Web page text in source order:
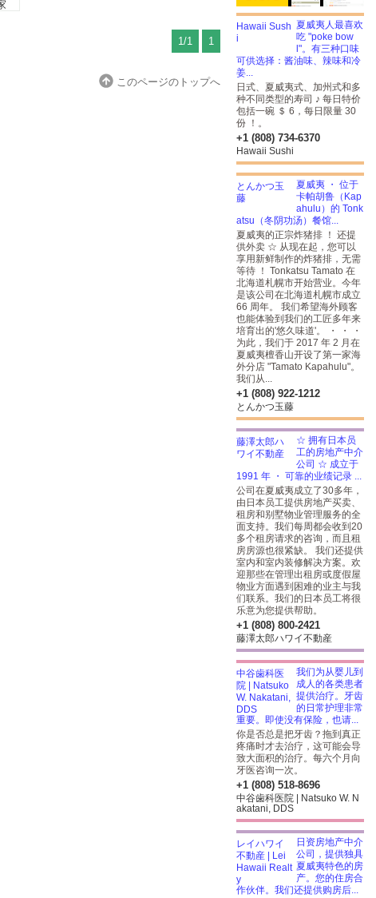
1/1 1
このページのトップへ
夏威夷人最喜欢
吃 "poke bow
l"。有三种口味
可供选择：酱油味、辣味和冷
姜...
日式、夏威夷式、加州式和多
种不同类型的寿司 ♪ 每日特价
包括一碗 ＄ 6，每日限量 30
份 ！。
+1 (808) 734-6370
Hawaii Sushi
夏威夷 ・ 位于
卡帕胡鲁（Kap
ahulu）的 Tonk
atsu（冬阴功汤）餐馆...
夏威夷的正宗炸猪排 ！ 还提
供外卖 ☆ 从现在起，您可以
享用新鲜制作的炸猪排，无需
等待 ！ Tonkatsu Tamato 在
北海道札幌市开始营业。今年
是该公司在北海道札幌市成立
66 周年。 我们希望海外顾客
也能体验到我们的工匠多年来
培育出的'悠久味道'。 ・ ・ ・
为此，我们于 2017 年 2 月在
夏威夷檀香山开设了第一家海
外分店 "Tamato Kapahulu"。
我们从...
+1 (808) 922-1212
とんかつ玉藤
☆ 拥有日本员
工的房地产中介
公司 ☆ 成立于
1991 年 ・ 可靠的业绩记录 ...
公司在夏威夷成立了30多年，
由日本员工提供房地产买卖、
租房和别墅物业管理服务的全
面支持。我们每周都会收到20
多个租房请求的咨询，而且租
房房源也很紧缺。 我们还提供
室内和室内装修解决方案。欢
迎那些在管理出租房或度假屋
物业方面遇到困难的业主与我
们联系。我们的日本员工将很
乐意为您提供帮助。
+1 (808) 800-2421
藤澤太郎ハワイ不動産
我们为从婴儿到
成人的各类患者
提供治疗。牙齿
的日常护理非常
重要。即使没有保险，也请...
你是否总是把牙齿？拖到真正
疼痛时才去治疗，这可能会导
致大面积的治疗。每六个月向
牙医咨询一次。
+1 (808) 518-8696
中谷歯科医院 | Natsuko W. N
akatani, DDS
日资房地产中介
公司，提供独具
夏威夷特色的房
产。您的住房合
作伙伴。我们还提供购房后...